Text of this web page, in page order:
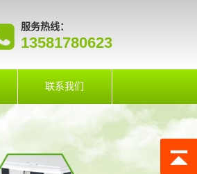
服务热线：
13581780623
联系我们